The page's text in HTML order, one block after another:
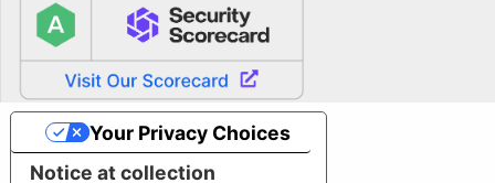
Notice at collection
Your Privacy Choices